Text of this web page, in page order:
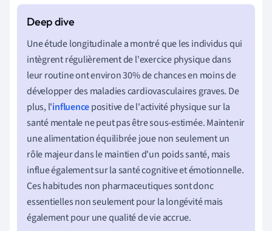
Une étude longitudinale a montré que les individus qui
intègrent régulièrement de l'exercice physique dans
leur routine ont environ 30% de chances en moins de
développer des maladies cardiovasculaires graves. De
plus, l'influencepositive de l'activité physique sur la
santé mentale ne peut pas être sous-estimée. Maintenir
une alimentation équilibrée joue non seulement un
rôle majeur dans le maintien d'un poids santé, mais
influe également sur la santé cognitive et émotionnelle.
Ces habitudes non pharmaceutiques sont donc
essentielles non seulement pour la longévité mais
également pour une qualité de vie accrue.